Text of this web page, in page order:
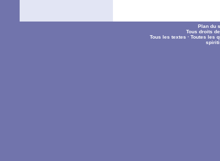
Plan du
Tous droits
Tous les textes ·Toutes les